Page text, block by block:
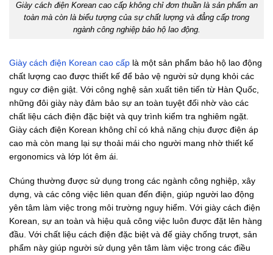
Giày cách điện Korean cao cấp không chỉ đơn thuần là sản phẩm an
toàn mà còn là biểu tượng của sự chất lượng và đẳng cấp trong
ngành công nghiệp bảo hộ lao động.
Giày cách điện Korean cao cấp là một sản phẩm bảo hộ lao động
chất lượng cao được thiết kế để bảo vệ người sử dụng khỏi các
nguy cơ điện giật. Với công nghệ sản xuất tiên tiến từ Hàn Quốc,
những đôi giày này đảm bảo sự an toàn tuyệt đối nhờ vào các
chất liệu cách điện đặc biệt và quy trình kiểm tra nghiêm ngặt.
Giày cách điện Korean không chỉ có khả năng chịu được điện áp
cao mà còn mang lại sự thoải mái cho người mang nhờ thiết kế
ergonomics và lớp lót êm ái.
Chúng thường được sử dụng trong các ngành công nghiệp, xây
dựng, và các công việc liên quan đến điện, giúp người lao động
yên tâm làm việc trong môi trường nguy hiểm. Với giày cách điện
Korean, sự an toàn và hiệu quả công việc luôn được đặt lên hàng
đầu. Với chất liệu cách điện đặc biệt và đế giày chống trượt, sản
phẩm này giúp người sử dụng yên tâm làm việc trong các điều